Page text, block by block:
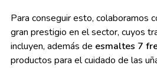
Para conseguir esto, colaboramos
gran prestigio en el sector, cuyos
incluyen, además de esmaltes 7
productos para el cuidado de las